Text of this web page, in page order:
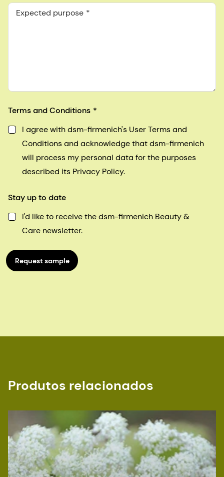
Expected purpose
Terms and Conditions
I agree with dsm-firmenich's User Terms and
Conditions and acknowledge that dsm-firmenich
will process my personal data for the purposes
described its Privacy Policy.
Stay up to date
I'd like to receive the dsm-firmenich Beauty &
Care newsletter.
Request sample
Produtos relacionados